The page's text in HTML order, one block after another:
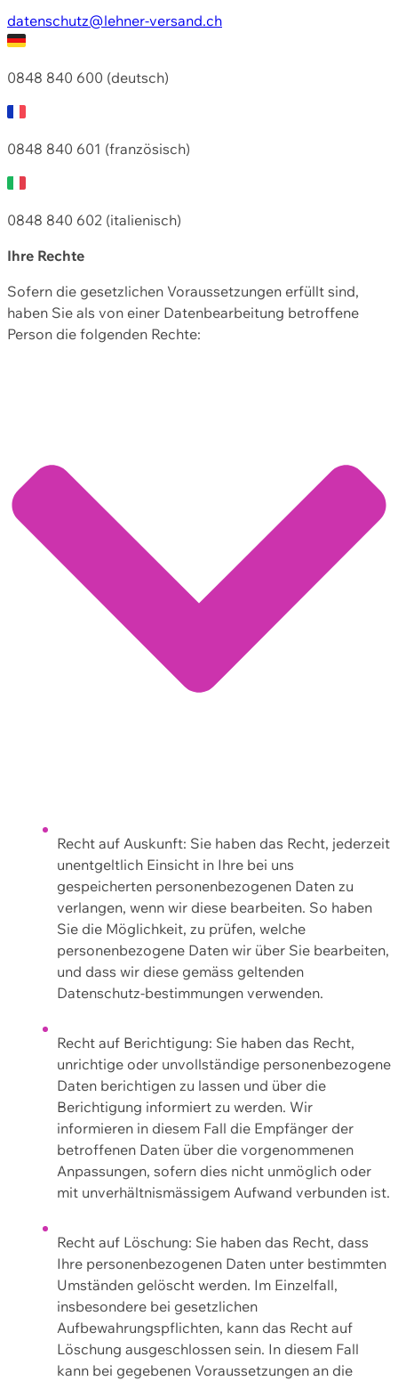
datenschutz@lehner-versand.ch
0848 840 600 (deutsch)
0848 840 601 (französisch)
0848 840 602 (italienisch)
Ihre Rechte
Sofern die gesetzlichen Voraussetzungen erfüllt sind,
haben Sie als von einer Datenbearbeitung betroffene
Person die folgenden Rechte:
Recht auf Auskunft: Sie haben das Recht, jederzeit
unentgeltlich Einsicht in Ihre bei uns
gespeicherten personenbezogenen Daten zu
verlangen, wenn wir diese bearbeiten. So haben
Sie die Möglichkeit, zu prüfen, welche
personenbezogene Daten wir über Sie bearbeiten,
und dass wir diese gemäss geltenden
Datenschutz-bestimmungen verwenden.
Recht auf Berichtigung: Sie haben das Recht,
unrichtige oder unvollständige personenbezogene
Daten berichtigen zu lassen und über die
Berichtigung informiert zu werden. Wir
informieren in diesem Fall die Empfänger der
betroffenen Daten über die vorgenommenen
Anpassungen, sofern dies nicht unmöglich oder
mit unverhältnismässigem Aufwand verbunden ist.
Recht auf Löschung: Sie haben das Recht, dass
Ihre personenbezogenen Daten unter bestimmten
Umständen gelöscht werden. Im Einzelfall,
insbesondere bei gesetzlichen
Aufbewahrungspflichten, kann das Recht auf
Löschung ausgeschlossen sein. In diesem Fall
kann bei gegebenen Voraussetzungen an die